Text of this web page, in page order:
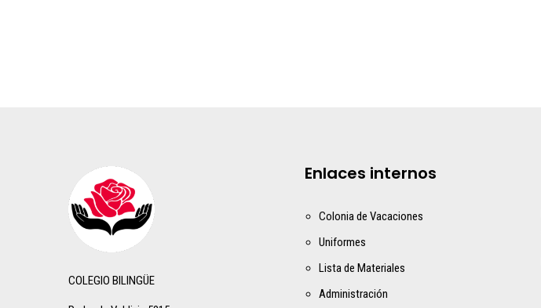
COLEGIO BILINGÜE
Enlaces internos
Colonia de Vacaciones
Uniformes
Lista de Materiales
Administración